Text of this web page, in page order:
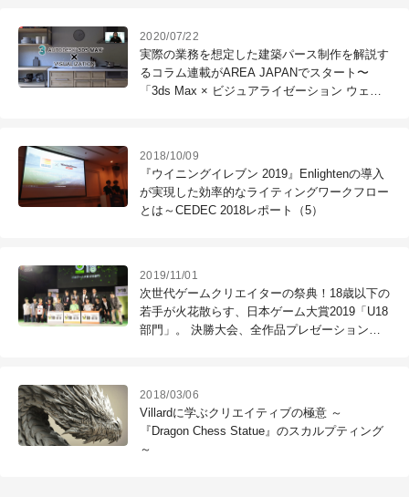
2020/07/22
実際の業務を想定した建築パース制作を解説す
るコラム連載がAREA JAPANでスタート〜
「3ds Max × ビジュアライゼーション ウェビ
2018/10/09
『ウイニングイレブン 2019』Enlightenの導入
が実現した効率的なライティングワークフロー
とは～CEDEC 2018レポート（5）
2019/11/01
次世代ゲームクリエイターの祭典！18歳以下の
若手が火花散らす、日本ゲーム大賞2019「U18
部門」。 決勝大会、全作品プレゼーションを
2018/03/06
Villardに学ぶクリエイティブの極意 ～
『Dragon Chess Statue』のスカルプティング
～